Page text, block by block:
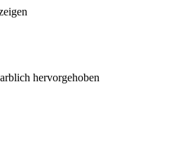
hervorgehoben